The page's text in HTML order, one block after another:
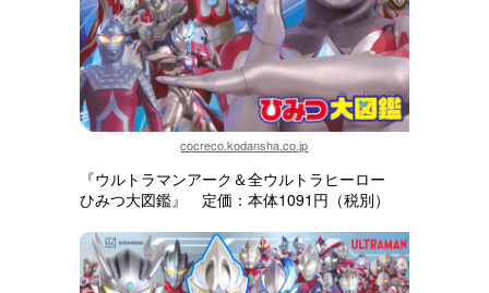
cocreco.kodansha.co.jp
『ウルトラマンアーク＆全ウルトラヒーロー
ひみつ大図鑑』 定価：本体1091円（税別）